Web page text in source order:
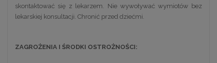
skontaktować się z lekarzem. Nie wywoływać wymiotów bez
lekarskiej konsultacji. Chronić przed dziećmi.
ZAGROŻENIA I ŚRODKI OSTROŻNOŚCI: